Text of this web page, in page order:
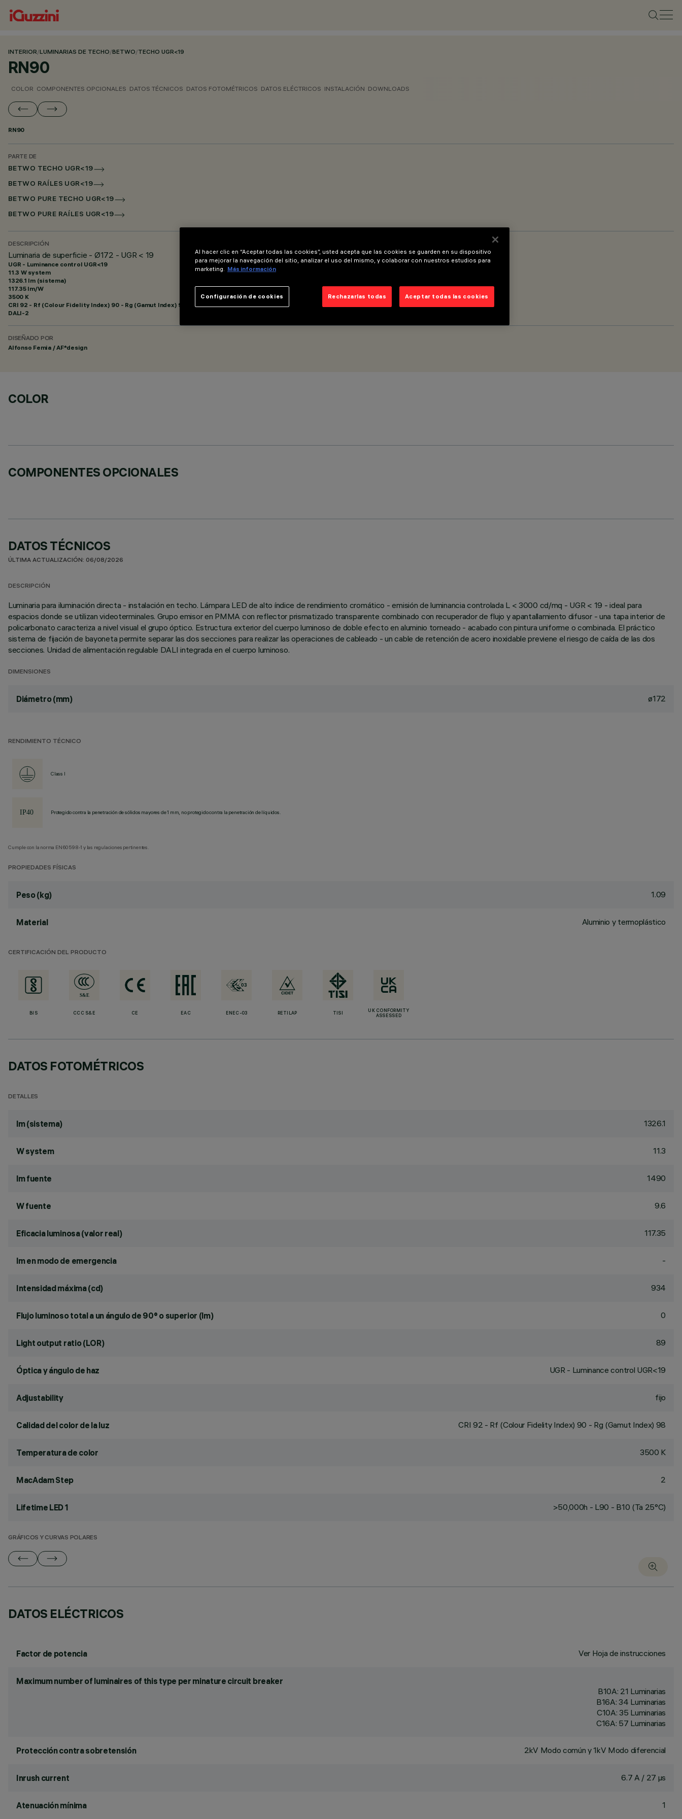
INTERIOR/LUMINARIAS DE TECHO/BETWO/TECHO UGR<19
RN90
COLOR COMPONENTES OPCIONALES DATOS TÉCNICOS DATOS FOTOMÉTRICOS DATOS ELÉCTRICOS INSTALACIÓN DOWNLOADS
RN90
PARTE DE
BETWO TECHO UGR<19
BETWO RAÍLES UGR<19
BETWO PURE TECHO UGR<19
BETWO PURE RAÍLES UGR<19
DESCRIPCIÓN
Luminaria de superficie - Ø172 - UGR < 19
UGR - Luminance control UGR<19
11.3 W system
1326.1 lm (sistema)
117.35 lm/W
3500 K
CRI 92 - Rf (Colour Fidelity Index) 90 - Rg (Gamut Index) 98
DALI-2
DISEÑADO POR
Alfonso Femia / AF*design
COLOR
COMPONENTES OPCIONALES
DATOS TÉCNICOS
ÚLTIMA ACTUALIZACIÓN: 06/08/2026
DESCRIPCIÓN
Luminaria para iluminación directa - instalación en techo. Lámpara LED de alto índice de rendimiento cromático - emisión de luminancia controlada L < 3000 cd/mq - UGR < 19 - ideal para
espacios donde se utilizan videoterminales. Grupo emisor en PMMA con reflector prismatizado transparente combinado con recuperador de flujo y apantallamiento difusor - una tapa interior de
policarbonato caracteriza a nivel visual el grupo óptico. Estructura exterior del cuerpo luminoso de doble efecto en aluminio torneado - acabado con pintura uniforme o combinada. El práctico
sistema de fijación de bayoneta permite separar las dos secciones para realizar las operaciones de cableado - un cable de retención de acero inoxidable previene el riesgo de caída de las dos
secciones. Unidad de alimentación regulable DALI integrada en el cuerpo luminoso.
DIMENSIONES
Diámetro (mm) ø172
RENDIMIENTO TÉCNICO
Class I
Protegido contra la penetración de sólidos mayores de 1 mm, no protegido contra la penetración de líquidos.
Cumple con la norma EN60598-1 y las regulaciones pertinentes.
PROPIEDADES FÍSICAS
Peso (kg) 1.09
Material Aluminio y termoplástico
CERTIFICACIÓN DEL PRODUCTO
BIS CCC S&E CE EAC ENEC-03 RETILAP TISI
UK CONFORMITY
ASSESSED
DATOS FOTOMÉTRICOS
DETALLES
lm (sistema) 1326.1
W system 11.3
lm fuente 1490
W fuente 9.6
Eficacia luminosa (valor real) 117.35
lm en modo de emergencia -
Intensidad máxima (cd) 934
Flujo luminoso total a un ángulo de 90° o superior (lm) 0
Light output ratio (LOR) 89
Óptica y ángulo de haz UGR - Luminance control UGR<19
Adjustability fijo
Calidad del color de la luz CRI 92 - Rf (Colour Fidelity Index) 90 - Rg (Gamut Index) 98
Temperatura de color 3500 K
MacAdam Step 2
Lifetime LED 1 >50,000h - L90 - B10 (Ta 25°C)
GRÁFICOS Y CURVAS POLARES
DATOS ELÉCTRICOS
Factor de potencia Ver Hoja de instrucciones
Maximum number of luminaires of this type per minature circuit breaker
B10A: 21 Luminarias
B16A: 34 Luminarias
C10A: 35 Luminarias
C16A: 57 Luminarias
Protección contra sobretensión 2kV Modo común y 1kV Modo diferencial
Inrush current 6.7 A / 27 µs
Atenuación mínima 1
Al hacer clic en “Aceptar todas las cookies”, usted acepta que las cookies se guarden en su dispositivo
para mejorar la navegación del sitio, analizar el uso del mismo, y colaborar con nuestros estudios para
marketing. Más información
Rechazarlas todas Aceptar todas las cookies
Configuración de cookies